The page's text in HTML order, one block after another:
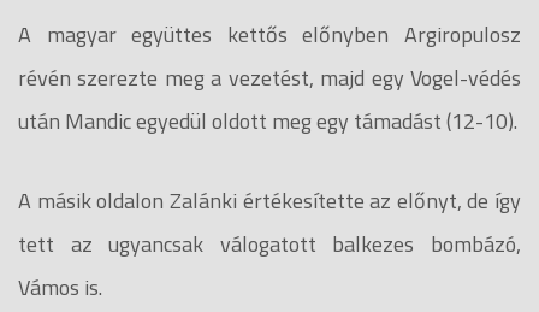
A magyar együttes kettős előnyben Argiropulosz
révén szerezte meg a vezetést, majd egy Vogel-védés
után Mandic egyedül oldott meg egy támadást (12-10).
A másik oldalon Zalánki értékesítette az előnyt, de így
tett az ugyancsak válogatott balkezes bombázó,
Vámos is.